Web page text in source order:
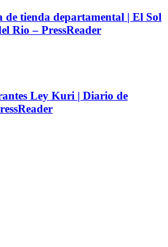
de tienda departamental | El Sol
Rio – PressReader
Ley Kuri | Diario de